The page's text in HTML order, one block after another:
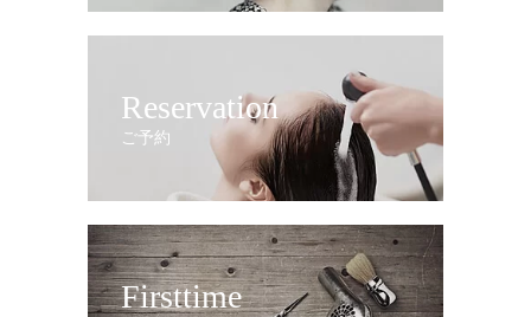
Reservation
ご予約
Firsttime